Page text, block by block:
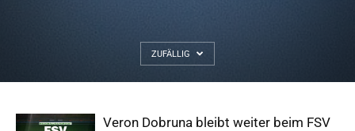
ZUFÄLLIG
Veron Dobruna bleibt weiter beim FSV